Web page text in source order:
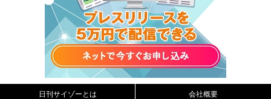
日刊サイゾーとは 会社概要